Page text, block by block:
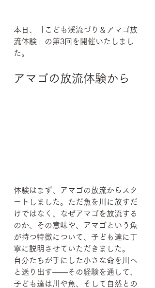
本日、「こども渓流づり＆アマゴ放
流体験」の第3回を開催いたしまし
た。
アマゴの放流体験から
体験はまず、アマゴの放流からスタ
ートしました。ただ魚を川に放すだ
けではなく、なぜアマゴを放流する
のか、その意味や、アマゴという魚
が持つ特徴について、子ども達に丁
寧に説明させていただきました。
自分たちが手にした小さな命を川へ
と送り出す——その経験を通して、
子ども達は川や魚、そして自然との